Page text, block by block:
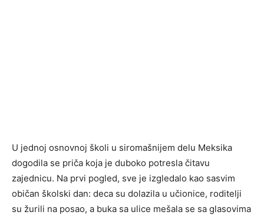
U jednoj osnovnoj školi u siromašnijem delu Meksika
dogodila se priča koja je duboko potresla čitavu
zajednicu. Na prvi pogled, sve je izgledalo kao sasvim
običan školski dan: deca su dolazila u učionice, roditelji
su žurili na posao, a buka sa ulice mešala se sa glasovima